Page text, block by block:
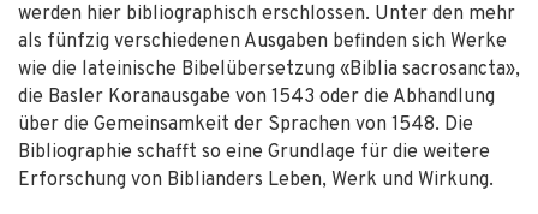
werden hier bibliographisch erschlossen. Unter den mehr
als fünfzig verschiedenen Ausgaben befinden sich Werke
wie die lateinische Bibelübersetzung «Biblia sacrosancta»,
die Basler Koranausgabe von 1543 oder die Abhandlung
über die Gemeinsamkeit der Sprachen von 1548. Die
Bibliographie schafft so eine Grundlage für die weitere
Erforschung von Biblianders Leben, Werk und Wirkung.